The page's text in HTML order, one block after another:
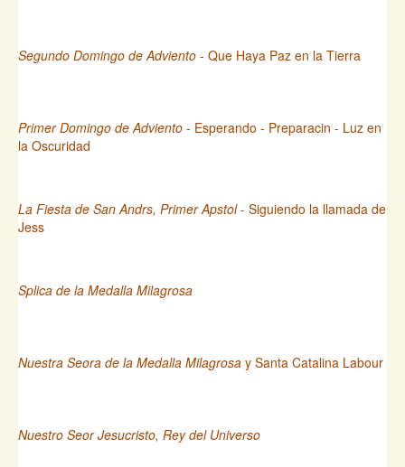
Segundo Domingo de Adviento - Que Haya Paz en la Tierra
Primer Domingo de Adviento - Esperando - Preparacin - Luz en
la Oscuridad
La Fiesta de San Andrs, Primer Apstol- Siguiendo la llamada de
Jess
Splica de la Medalla Milagrosa
Nuestra Seora de la Medalla Milagrosa y Santa Catalina Labour
Nuestro Seor Jesucristo, Rey del Universo